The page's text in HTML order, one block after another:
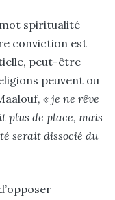
spiritualité
conviction est
peut-être
peuvent ou
« je ne rêve
plus de place, mais
serait dissocié du